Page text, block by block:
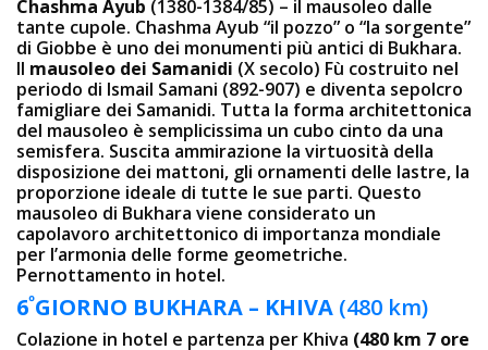
Chashma Ayub (1380-1384/85) – il mausoleo dalle
tante cupole. Chashma Ayub “il pozzo” o “la sorgente”
di Giobbe è uno dei monumenti più antici di Bukhara.
Il mausoleo dei Samanidi (X secolo) Fù costruito nel
periodo di Ismail Samani (892-907) e diventa sepolcro
famigliare dei Samanidi. Tutta la forma architettonica
del mausoleo è semplicissima un cubo cinto da una
semisfera. Suscita ammirazione la virtuosità della
disposizione dei mattoni, gli ornamenti delle lastre, la
proporzione ideale di tutte le sue parti. Questo
mausoleo di Bukhara viene considerato un
capolavoro architettonico di importanza mondiale
per l’armonia delle forme geometriche.
Pernottamento in hotel.
6ºGIORNO BUKHARA – KHIVA (480 km)
Colazione in hotel e partenza per Khiva (480 km 7 ore